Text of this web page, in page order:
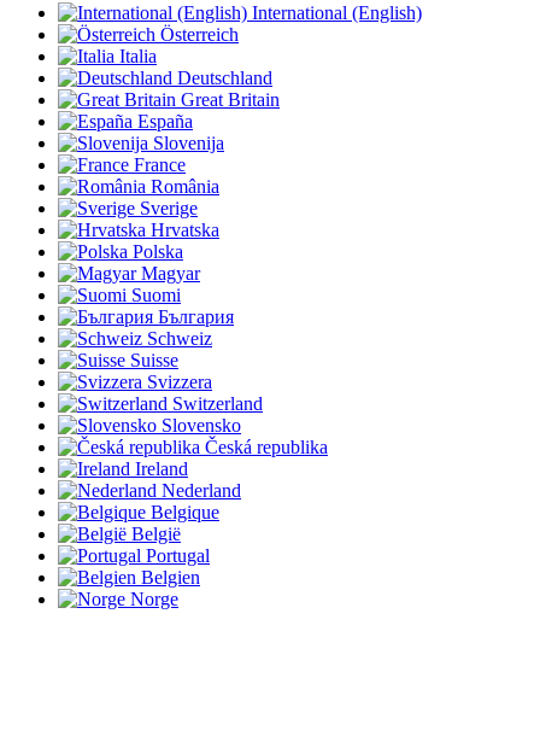
International (English)
Österreich
Italia
Deutschland
Great Britain
España
Slovenija
France
România
Sverige
Hrvatska
Polska
Magyar
Suomi
България
Schweiz
Suisse
Svizzera
Switzerland
Slovensko
Česká republika
Ireland
Nederland
Belgique
België
Portugal
Belgien
Norge